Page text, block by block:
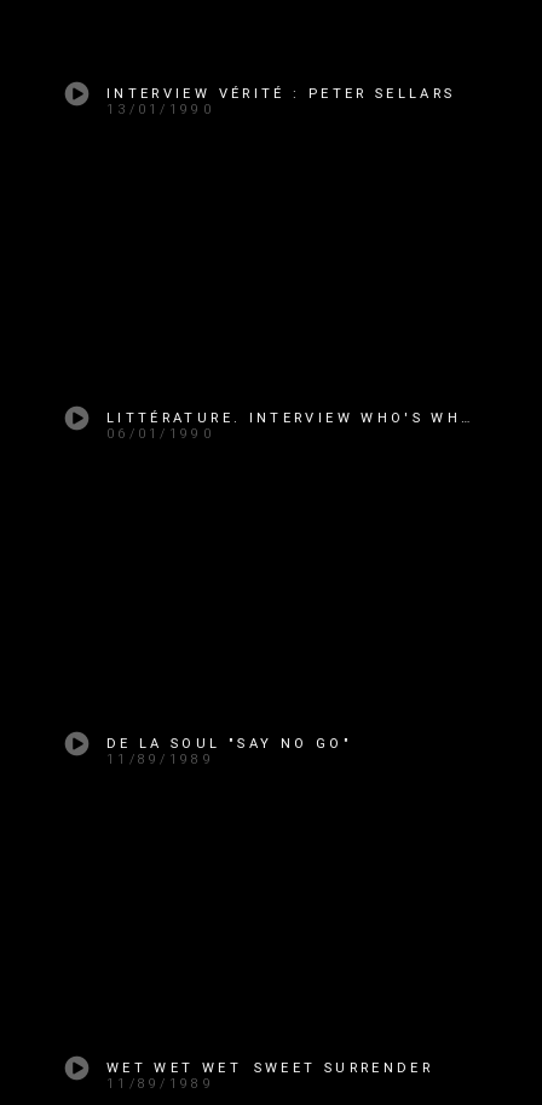
INTERVIEW VÉRITÉ : PETER SELLARS
13/01/1990
LITTÉRATURE. INTERVIEW WHO'S WHO : ERIC NEUHOFF
06/01/1990
DE LA SOUL "SAY NO GO"
11/89/1989
WET WET WET SWEET SURRENDER
11/89/1989